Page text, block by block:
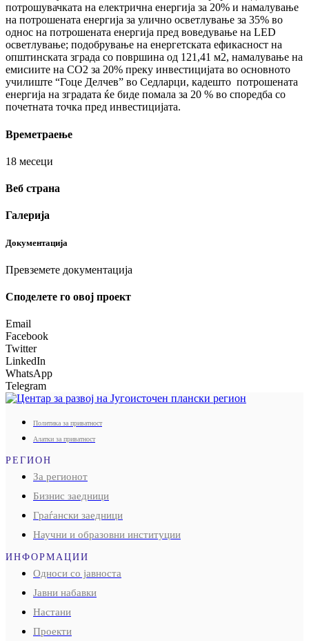
потрошувачката на електрична енергија за 20% и намалување
на потрошената енергија за улично осветлување за 35% во
однос на потрошената енергија пред воведување на LED
осветлување; подобрување на енергетската ефикасност на
општинската зграда со површина од 121,41 м2, намалување на
емисиите на CO2 за 20% преку инвестицијата во основното
училиште “Гоце Делчев” во Седларци, кадешто потрошената
енергија на зградата ќе биде помала за 20 % во споредба со
почетната точка пред инвестицијата.
Времетраење
18 месеци
Веб страна
Галерија
Документација
Превземете документација
Споделeте го овој проект
Email
Facebook
Twitter
LinkedIn
WhatsApp
Telegram
Политика за приватност
Алатки за приватност
РЕГИОН
За регионот
Бизнис заедници
Граѓански заедници
Научни и образовни институции
ИНФОРМАЦИИ
Односи со јавноста
Јавни набавки
Настани
Проекти